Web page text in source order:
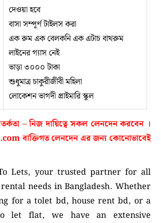
দেওয়া হবে
বাসা সম্পূর্ণ টাইলস করা
এক রুম এক বেলকনি এক এটাচ বাথরুম
লাইনের গ্যাস নেই
ভাড়া ৩০০০ টাকা
শুধুমাত্র চাকুরীজীবী মহিলা
লোকেশন ভাগদী প্রাইমারি স্কুল
– নিজ দায়িত্বে সকল লেনদেন করবেন ।
বাক্তিগত লেনদেন এর জন্য কোনোভাবেই
Lets, your trusted partner for all
needs in Bangladesh. Whether
for a tolet bd, house rent bd, or a
let flat, we have an extensive